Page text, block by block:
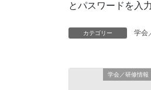
とパスワードを入
カテゴリー 学会
学会／研修情報